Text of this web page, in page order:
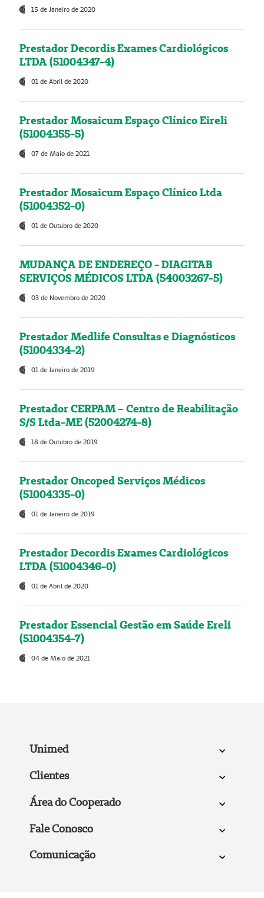
15 de Janeiro de 2020
Prestador Decordis Exames Cardiológicos
LTDA (51004347-4)
01 de Abril de 2020
Prestador Mosaicum Espaço Clínico Eireli
(51004355-5)
07 de Maio de 2021
Prestador Mosaicum Espaço Clínico Ltda
(51004352-0)
01 de Outubro de 2020
MUDANÇA DE ENDEREÇO - DIAGITAB
SERVIÇOS MÉDICOS LTDA (54003267-5)
03 de Novembro de 2020
Prestador Medlife Consultas e Diagnósticos
(51004334-2)
01 de Janeiro de 2019
Prestador CERPAM – Centro de Reabilitação
S/S Ltda-ME (52004274-8)
18 de Outubro de 2019
Prestador Oncoped Serviços Médicos
(51004335-0)
01 de Janeiro de 2019
Prestador Decordis Exames Cardiológicos
LTDA (51004346-0)
01 de Abril de 2020
Prestador Essencial Gestão em Saúde Ereli
(51004354-7)
04 de Maio de 2021
Unimed
Clientes
Área do Cooperado
Fale Conosco
Comunicação